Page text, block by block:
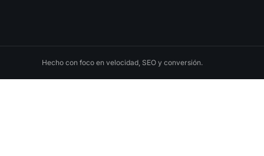
Hecho con foco en velocidad, SEO y conversión.